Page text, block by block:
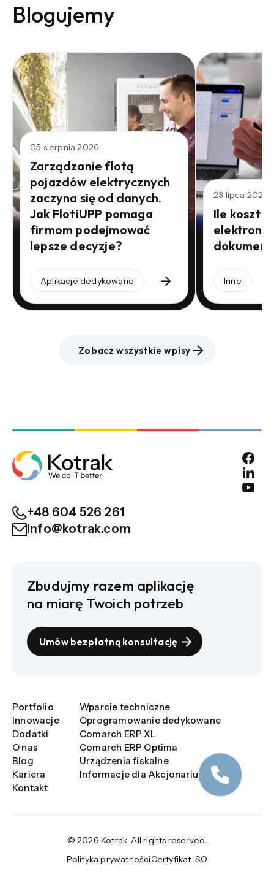
Blogujemy
05 sierpnia 2026
Zarządzanie flotą
pojazdów elektrycznych
zaczyna się od danych.
Jak FlotiUPP pomaga
firmom podejmować
lepsze decyzje?
Aplikacje dedykowane
23 lipca 2026
Ile
Inne
Zobacz wszystkie wpisy
+48 604 526 261
info@kotrak.com
Portfolio
Innowacje
Dodatki
O nas
Blog
Kariera
Kontakt
Wparcie techniczne
Oprogramowanie dedykowane
Comarch ERP XL
Comarch ERP Optima
Urządzenia fiskalne
Informacje dla Akcjonariuszy
Zbudujmy razem aplikację
na miarę Twoich potrzeb
Umów bezpłatną konsultację
© 2026 Kotrak. All rights reserved.
Polityka prywatnościCertyfikat ISO